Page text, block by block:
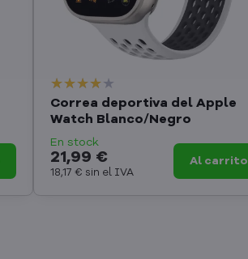
Correa deportiva del Apple
Watch Blanco/Negro
En stock
21,99 €
18,17 € sin el IVA
Al carrito